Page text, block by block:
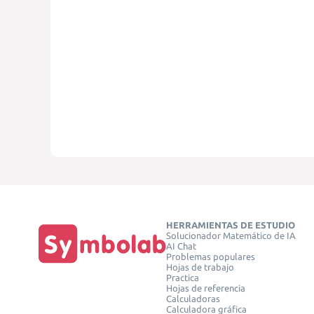
HERRAMIENTAS DE ESTUDIO
Solucionador Matemático de IA
AI Chat
Problemas populares
Hojas de trabajo
Practica
Hojas de referencia
Calculadoras
Calculadora gráfica